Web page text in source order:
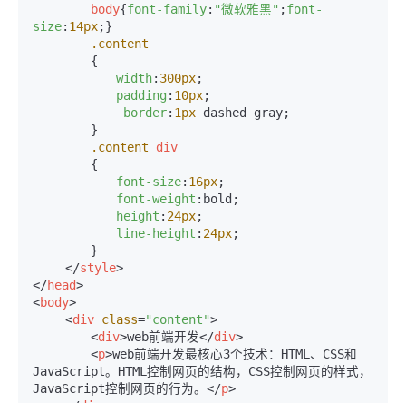
body{font-family: "微软雅黑" ;font-
size: 14px;}
.content
{
width: 300px;
padding : 10px;
border: 1px dashed gray;
}
.content
div
{
font-size: 16px;
font-weight :bold;
height : 24px;
line-height : 24px;
}
</style>
</head>
<body>
<div class="content">
<div>web前端开发</div>
<p>web前端开发最核心3个技术：HTML、CSS和
JavaScript。HTML控制网页的结构，CSS控制网页的样式，
JavaScript控制网页的行为。 </p>